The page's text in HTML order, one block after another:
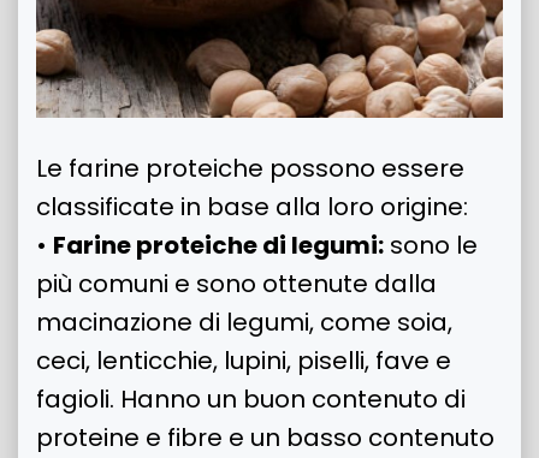
Le farine proteiche possono essere
classificate in base alla loro origine:
• Farine proteiche di legumi: sono le
più comuni e sono ottenute dalla
macinazione di legumi, come soia,
ceci, lenticchie, lupini, piselli, fave e
fagioli. Hanno un buon contenuto di
proteine e fibre e un basso contenuto